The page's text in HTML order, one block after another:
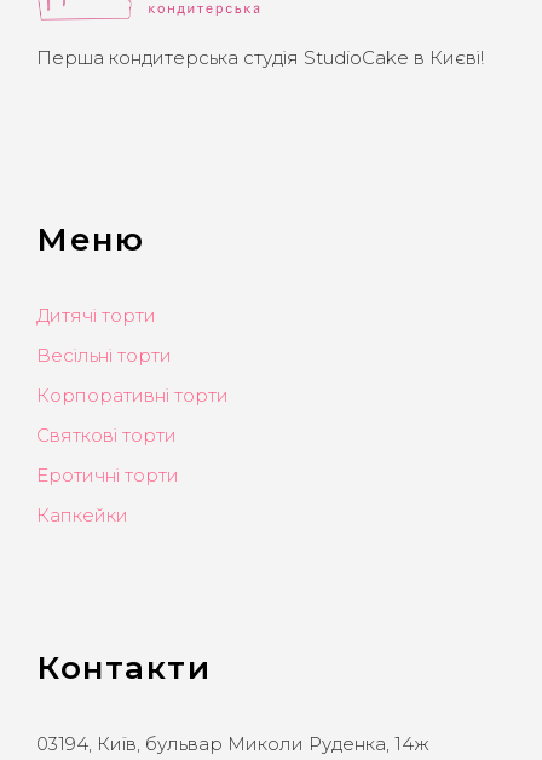
Перша кондитерська студія StudioCake в Києві!
Меню
Дитячі торти
Весільні торти
Корпоративні торти
Святкові торти
Еротичні торти
Капкейки
Контакти
03194, Київ, бульвар Миколи Руденка, 14ж